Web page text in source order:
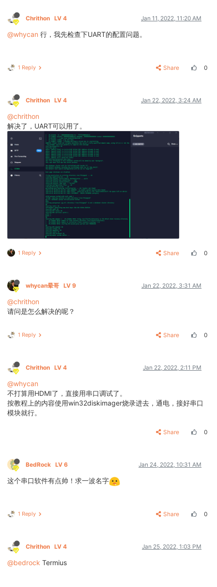
Chrithon LV 4 Jan 11, 2022, 11:20 AM
@whycan 行，我先检查下UART的配置问题。
1 Reply Share 0
Chrithon LV 4 Jan 22, 2022, 3:24 AM
@chrithon
解决了，UART可以用了。
1 Reply Share 0
whycan晕哥 LV 9 Jan 22, 2022, 3:31 AM
@chrithon
请问是怎么解决的呢？
1 Reply Share 0
Chrithon LV 4 Jan 22, 2022, 2:11 PM
@whycan
不打算用HDMI了，直接用串口调试了。
按教程上的内容使用win32diskimager烧录进去，通电，接好串口
模块就行。
Share 0
BedRock LV 6 Jan 24, 2022, 10:31 AM
这个串口软件有点帅！求一波名字
1 Reply Share 0
Chrithon LV 4 Jan 25, 2022, 1:03 PM
@bedrock Termius